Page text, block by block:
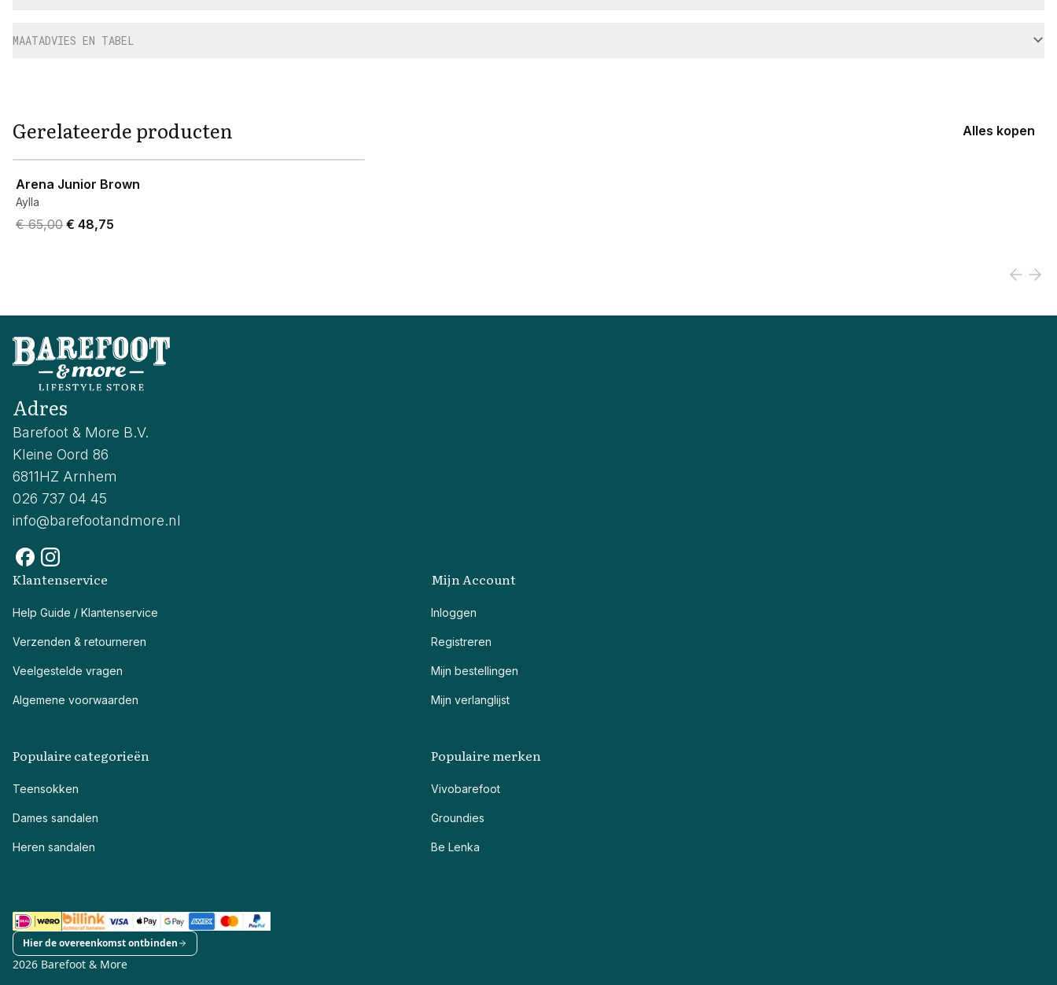
MAATADVIES EN TABEL
Gerelateerde producten Alles kopen
Arena Junior Brown
Aylla
Original price was € 65,00.
€ 65,00 Current price is € 48,75.
€ 48,75
Adres
Barefoot & More B.V.
Kleine Oord 86
6811HZ Arnhem
026 737 04 45
info@barefootandmore.nl
Klantenservice
Help Guide / Klantenservice
Verzenden & retourneren
Veelgestelde vragen
Algemene voorwaarden
Mijn Account
Inloggen
Registreren
Mijn bestellingen
Mijn verlanglijst
Populaire categorieën
Teensokken
Dames sandalen
Heren sandalen
Populaire merken
Vivobarefoot
Groundies
Be Lenka
2026 Barefoot & More
Hier de overeenkomst ontbinden